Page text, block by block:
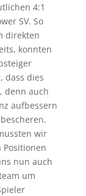
4:1
SV. So
direkten
konnten
dass dies
denn auch
aufbessern
wir
nun auch
um